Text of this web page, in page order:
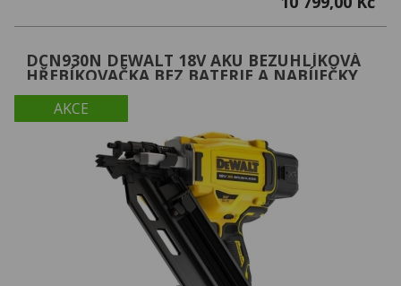
AKCE
DCN930N DEWALT 18V AKU BEZUHLÍKOVÁ
HŘEBÍKOVAČKA BEZ BATERIE A NABÍJEČKY